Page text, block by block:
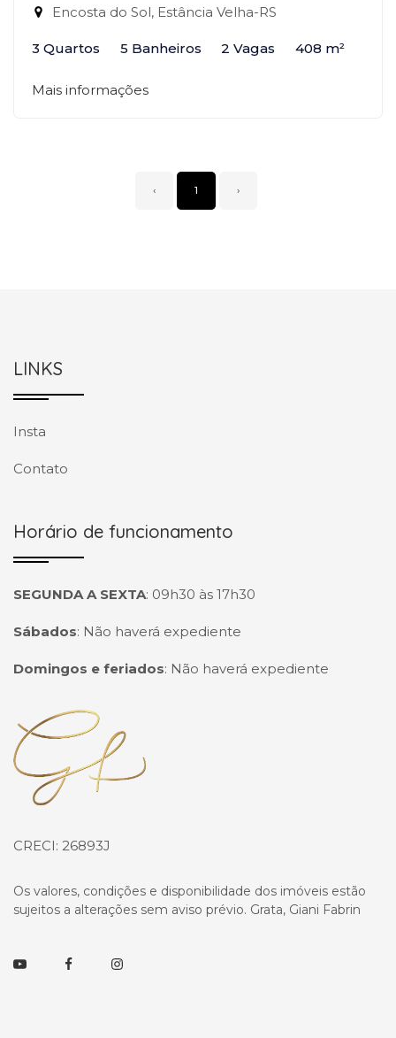
Encosta do Sol, Estância Velha-RS
3 Quartos 5 Banheiros 2 Vagas 408 m²
Mais informações
‹ 1 ›
LINKS
Insta
Contato
Horário de funcionamento
SEGUNDA A SEXTA: 09h30 às 17h30
Sábados: Não haverá expediente
Domingos e feriados: Não haverá expediente
Página inicial
CRECI: 26893J
Os valores, condições e disponibilidade dos imóveis estão
sujeitos a alterações sem aviso prévio. Grata, Giani Fabrin
YoutubeFacebookInstagram